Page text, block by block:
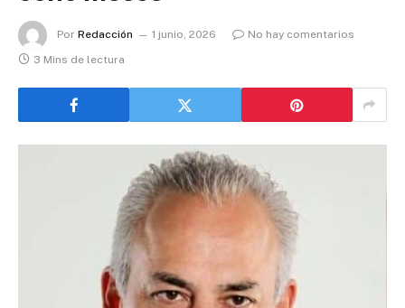
Por Redacción 1 junio, 2026
No hay comentarios
3 Mins de lectura